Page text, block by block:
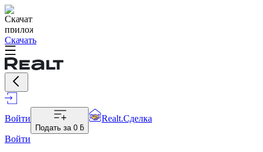
Скачать
Войти
Подать за 0 ƃ
Realt.Сделка
Войти